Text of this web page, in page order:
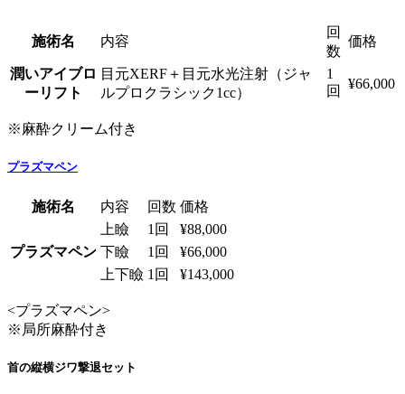
施術名 内容
回
数
価格
潤いアイブロ
ーリフト
目元XERF＋目元水光注射（ジャ
ルプロクラシック1cc）
1
回
¥66,000
※麻酔クリーム付き
プラズマペン
施術名 内容 回数 価格
プラズマペン
上瞼 1回
¥88,000
下瞼
1回
¥66,000
上下瞼 1回 ¥143,000
<プラズマペン>
※局所麻酔付き
首の縦横ジワ撃退セット